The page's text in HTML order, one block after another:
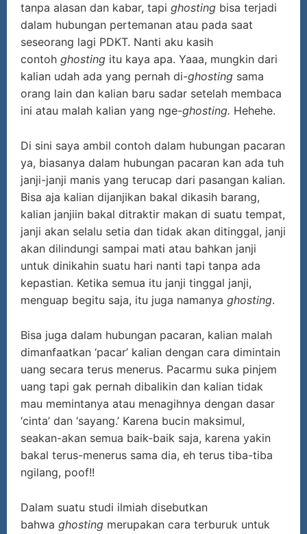
tanpa alasan dan kabar, tapi ghosting bisa terjadi
dalam hubungan pertemanan atau pada saat
seseorang lagi PDKT. Nanti aku kasih
contoh ghosting itu kaya apa. Yaaa, mungkin dari
kalian udah ada yang pernah di-ghosting sama
orang lain dan kalian baru sadar setelah membaca
ini atau malah kalian yang nge-ghosting. Hehehe.
Di sini saya ambil contoh dalam hubungan pacaran
ya, biasanya dalam hubungan pacaran kan ada tuh
janji-janji manis yang terucap dari pasangan kalian.
Bisa aja kalian dijanjikan bakal dikasih barang,
kalian janjiin bakal ditraktir makan di suatu tempat,
janji akan selalu setia dan tidak akan ditinggal, janji
akan dilindungi sampai mati atau bahkan janji
untuk dinikahin suatu hari nanti tapi tanpa ada
kepastian. Ketika semua itu janji tinggal janji,
menguap begitu saja, itu juga namanya ghosting.
Bisa juga dalam hubungan pacaran, kalian malah
dimanfaatkan ‘pacar’ kalian dengan cara dimintain
uang secara terus menerus. Pacarmu suka pinjem
uang tapi gak pernah dibalikin dan kalian tidak
mau memintanya atau menagihnya dengan dasar
‘cinta’ dan ‘sayang.’ Karena bucin maksimul,
seakan-akan semua baik-baik saja, karena yakin
bakal terus-menerus sama dia, eh terus tiba-tiba
ngilang, poof!!
Dalam suatu studi ilmiah disebutkan
bahwa ghosting merupakan cara terburuk untuk